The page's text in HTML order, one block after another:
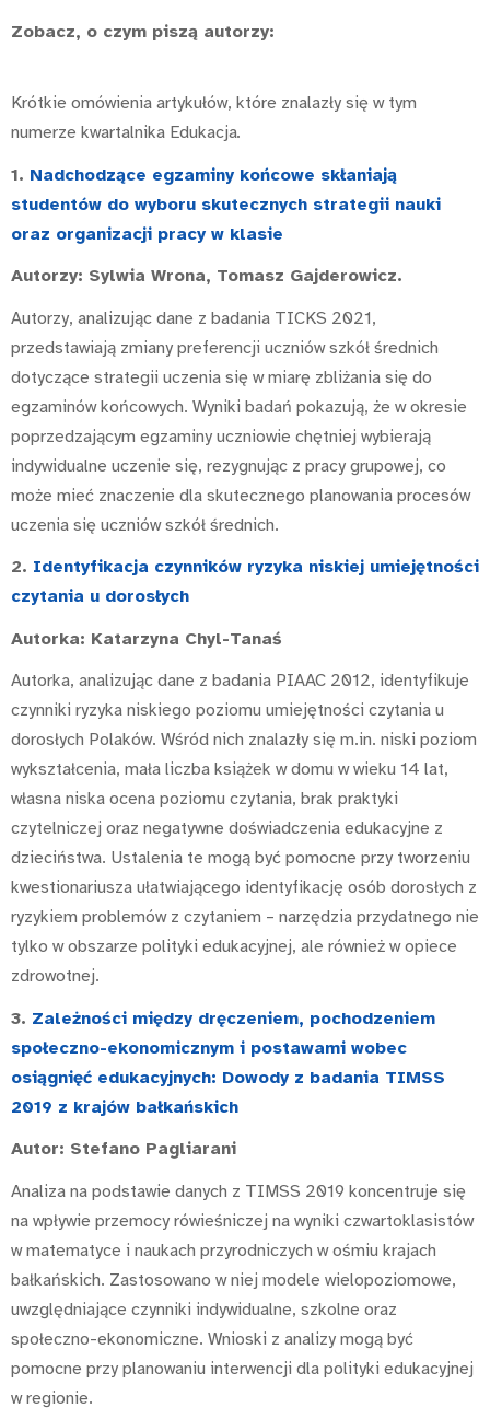
Zobacz, o czym piszą autorzy:
Krótkie omówienia artykułów, które znalazły się w tym
numerze kwartalnika Edukacja.
1. Nadchodzące egzaminy końcowe skłaniają
studentów do wyboru skutecznych strategii nauki
oraz organizacji pracy w klasie
Autorzy: Sylwia Wrona, Tomasz Gajderowicz.
Autorzy, analizując dane z badania TICKS 2021,
przedstawiają zmiany preferencji uczniów szkół średnich
dotyczące strategii uczenia się w miarę zbliżania się do
egzaminów końcowych. Wyniki badań pokazują, że w okresie
poprzedzającym egzaminy uczniowie chętniej wybierają
indywidualne uczenie się, rezygnując z pracy grupowej, co
może mieć znaczenie dla skutecznego planowania procesów
uczenia się uczniów szkół średnich.
2. Identyfikacja czynników ryzyka niskiej umiejętności
czytania u dorosłych
Autorka: Katarzyna Chyl-Tanaś
Autorka, analizując dane z badania PIAAC 2012, identyfikuje
czynniki ryzyka niskiego poziomu umiejętności czytania u
dorosłych Polaków. Wśród nich znalazły się m.in. niski poziom
wykształcenia, mała liczba książek w domu w wieku 14 lat,
własna niska ocena poziomu czytania, brak praktyki
czytelniczej oraz negatywne doświadczenia edukacyjne z
dzieciństwa. Ustalenia te mogą być pomocne przy tworzeniu
kwestionariusza ułatwiającego identyfikację osób dorosłych z
ryzykiem problemów z czytaniem – narzędzia przydatnego nie
tylko w obszarze polityki edukacyjnej, ale również w opiece
zdrowotnej.
3. Zależności między dręczeniem, pochodzeniem
społeczno-ekonomicznym i postawami wobec
osiągnięć edukacyjnych: Dowody z badania TIMSS
2019 z krajów bałkańskich
Autor: Stefano Pagliarani
Analiza na podstawie danych z TIMSS 2019 koncentruje się
na wpływie przemocy rówieśniczej na wyniki czwartoklasistów
w matematyce i naukach przyrodniczych w ośmiu krajach
bałkańskich. Zastosowano w niej modele wielopoziomowe,
uwzględniające czynniki indywidualne, szkolne oraz
społeczno-ekonomiczne. Wnioski z analizy mogą być
pomocne przy planowaniu interwencji dla polityki edukacyjnej
w regionie.